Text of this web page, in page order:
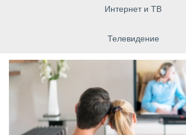
Интернет и ТВ
Телевидение